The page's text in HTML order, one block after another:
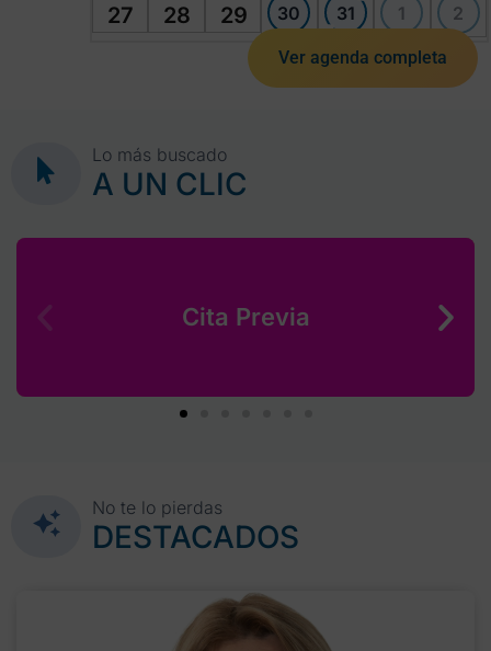
27 28 29 30 31 1 2
Ver agenda completa
Lo más buscado
A UN CLIC
Cita Previa
No te lo pierdas
DESTACADOS